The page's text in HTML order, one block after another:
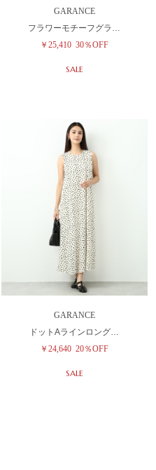
GARANCE
フラワーモチーフグラ…
￥25,410 30％OFF
SALE
GARANCE
ドットAラインロング…
￥24,640 20％OFF
SALE